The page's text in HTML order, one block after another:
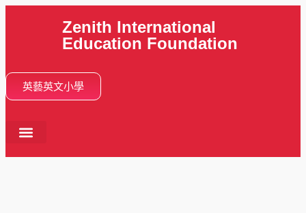
Zenith International
Education Foundation
英藝英文小學